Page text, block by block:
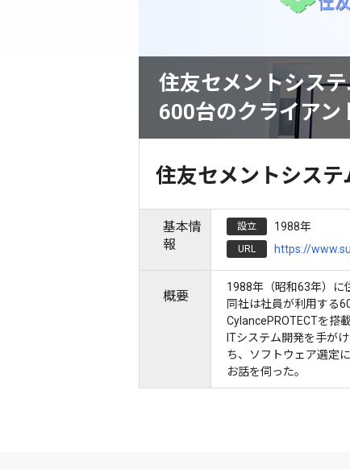
住友セメントシス
600台のクライアン
住友セメントシス
基本情
報
設立 1988年
URL https://
概要
1988年（昭和63年）に
同社は社員が利用する
CylancePROTECTを搭
ITシステム開発を手が
ち、ソフトウェア選定
お話を伺った。